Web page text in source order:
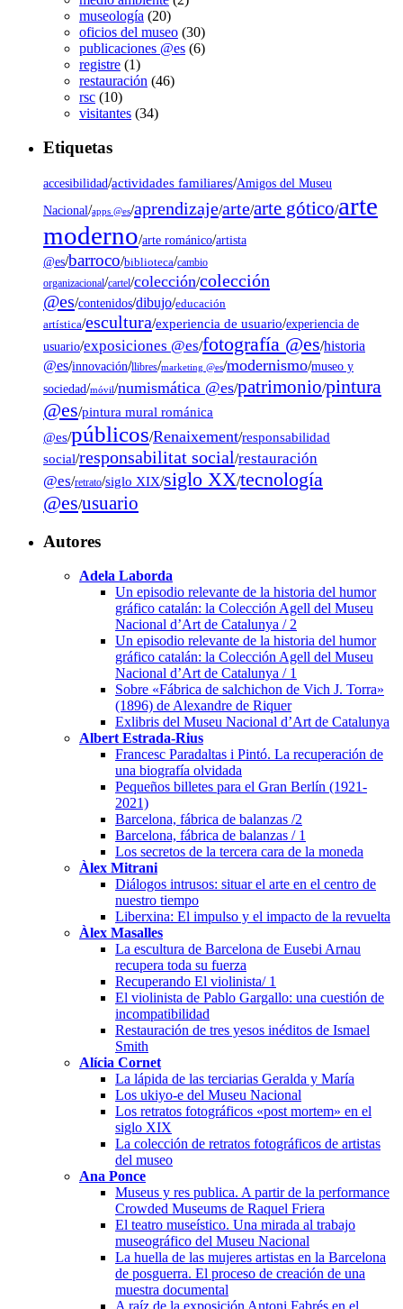
museología (20)
oficios del museo (30)
publicaciones @es (6)
registre (1)
restauración (46)
rsc (10)
visitantes (34)
Etiquetas
accesibilidad/actividades familiares/Amigos del Museu
Nacional/apps @es/aprendizaje/arte/arte gótico/arte
moderno/arte románico/artista
@es/barroco/biblioteca/cambio
organizacional/cartel/colección/colección
@es/contenidos/dibujo/educación
artística/escultura/experiencia de usuario/experiencia de
usuario/exposiciones @es/fotografía @es/historia
@es/innovación/llibres/marketing @es/modernismo/museo y
sociedad/móvil/numismática @es/patrimonio/pintura
@es/pintura mural románica
@es/públicos/Renaixement/responsabilidad
social/responsabilitat social/restauración
@es/retrato/siglo XIX/siglo XX/tecnología
@es/usuario
Autores
Adela Laborda
Un episodio relevante de la historia del humor
gráfico catalán: la Colección Agell del Museu
Nacional d’Art de Catalunya / 2
Un episodio relevante de la historia del humor
gráfico catalán: la Colección Agell del Museu
Nacional d’Art de Catalunya / 1
Sobre «Fábrica de salchichon de Vich J. Torra»
(1896) de Alexandre de Riquer
Exlibris del Museu Nacional d’Art de Catalunya
Albert Estrada-Rius
Francesc Paradaltas i Pintó. La recuperación de
una biografía olvidada
Pequeños billetes para el Gran Berlín (1921-
2021)
Barcelona, fábrica de balanzas /2
Barcelona, fábrica de balanzas / 1
Los secretos de la tercera cara de la moneda
Àlex Mitrani
Diálogos intrusos: situar el arte en el centro de
nuestro tiempo
Liberxina: El impulso y el impacto de la revuelta
Àlex Masalles
La escultura de Barcelona de Eusebi Arnau
recupera toda su fuerza
Recuperando El violinista/ 1
El violinista de Pablo Gargallo: una cuestión de
incompatibilidad
Restauración de tres yesos inéditos de Ismael
Smith
Alícia Cornet
La lápida de las terciarias Geralda y María
Los ukiyo-e del Museu Nacional
Los retratos fotográficos «post mortem» en el
siglo XIX
La colección de retratos fotográficos de artistas
del museo
Ana Ponce
Museus y res publica. A partir de la performance
Crowded Museums de Raquel Friera
El teatro museístico. Una mirada al trabajo
museográfico del Museu Nacional
La huella de las mujeres artistas en la Barcelona
de posguerra. El proceso de creación de una
muestra documental